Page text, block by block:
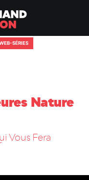
SÉRIES
Nature
Vous Fera